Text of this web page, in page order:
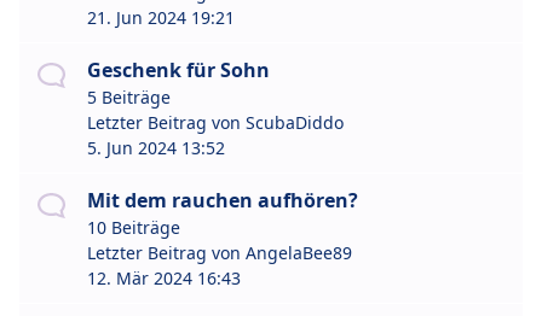
21. Jun 2024 19:21
Geschenk für Sohn
5 Beiträge
Letzter Beitrag von ScubaDiddo
5. Jun 2024 13:52
Mit dem rauchen aufhören?
10 Beiträge
Letzter Beitrag von AngelaBee89
12. Mär 2024 16:43